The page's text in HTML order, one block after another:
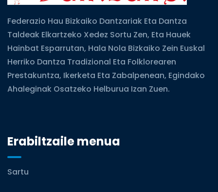
Federazio Hau Bizkaiko Dantzariak Eta Dantza
Taldeak Elkartzeko Xedez Sortu Zen, Eta Hauek
Hainbat Esparrutan, Hala Nola Bizkaiko Zein Euskal
Herriko Dantza Tradizional Eta Folklorearen
Prestakuntza, Ikerketa Eta Zabalpenean, Egindako
Ahaleginak Osatzeko Helburua Izan Zuen.
Erabiltzaile menua
Sartu